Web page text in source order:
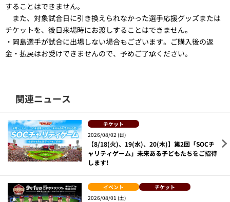
することはできません。
また、対象試合日に引き換えられなかった選手応援グッズまたは
チケットを、後日来場時にお渡しすることはできません。
・岡島選手が試合に出場しない場合もございます。ご購入後の返
金・払戻はお受けできませんので、予めご了承ください。
関連ニュース
チケット
2026/08/02 (日)
【8/18(火)、19(水)、20(木)】第2回「SOCチ
ャリティゲーム」未来ある子どもたちをご招待
します!
イベント
チケット
2026/08/01 (土)